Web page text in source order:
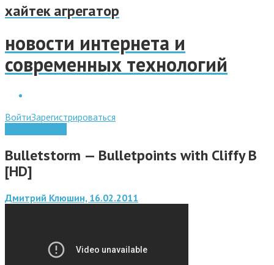
хайтек агрегатор
новости интернета и
современных технологий
ВойтиЗарегистрироваться
Bulletstorm — Bulletpoints with Cliffy B
[HD]
Дмитрий Клюшин, 16.02.2011